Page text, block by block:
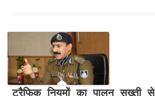
ट्रैफिक नियमों का पालन सख्ती से